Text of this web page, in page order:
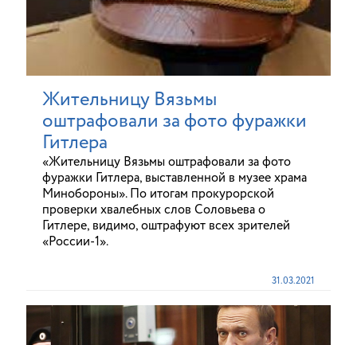
Жительницу Вязьмы
оштрафовали за фото фуражки
Гитлера
«Жительницу Вязьмы оштрафовали за фото
фуражки Гитлера, выставленной в музее храма
Минобороны». По итогам прокурорской
проверки хвалебных слов Соловьева о
Гитлере, видимо, оштрафуют всех зрителей
«России-1».
31.03.2021